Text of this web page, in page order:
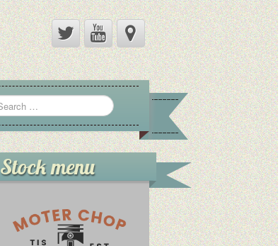
Stock menu